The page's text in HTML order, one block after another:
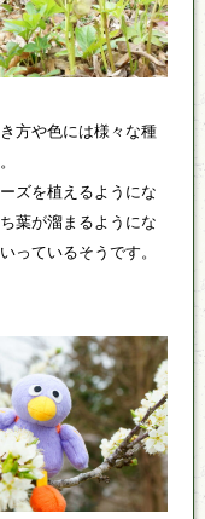
方や色には様々な種
ズを植えるようにな
葉が溜まるようにな
っているそうです。